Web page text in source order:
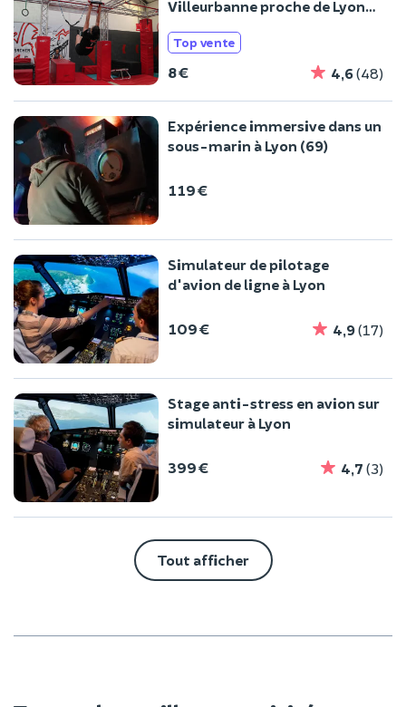
Villeurbanne proche de Lyon
Top vente
8 € 4,6(48)
Expérience immersive dans un
sous-marin à Lyon (69)
119 €
Simulateur de pilotage
d'avion de ligne à Lyon
109 € 4,9(17)
Stage anti-stress en avion sur
simulateur à Lyon
399 € 4,7 (3)
Tout afficher